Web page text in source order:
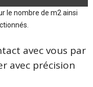
le nombre de m2 ainsi
avec vous par
avec précision